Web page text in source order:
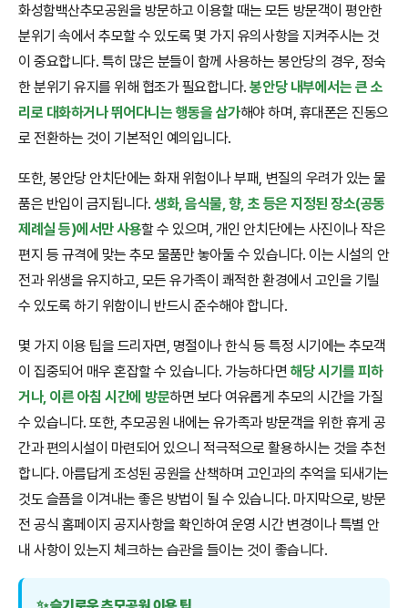
화성함백산추모공원을 방문하고 이용할 때는 모든 방문객이 평안한
분위기 속에서 추모할 수 있도록 몇 가지 유의사항을 지켜주시는 것
이 중요합니다. 특히 많은 분들이 함께 사용하는 봉안당의 경우, 정숙
한 분위기 유지를 위해 협조가 필요합니다.봉안당 내부에서는 큰 소
리로 대화하거나 뛰어다니는 행동을 삼가해야 하며, 휴대폰은 진동으
로 전환하는 것이 기본적인 예의입니다.
또한, 봉안당 안치단에는 화재 위험이나 부패, 변질의 우려가 있는 물
품은 반입이 금지됩니다.생화, 음식물, 향, 초 등은 지정된 장소(공동
제례실 등)에서만 사용할 수 있으며, 개인 안치단에는 사진이나 작은
편지 등 규격에 맞는 추모 물품만 놓아둘 수 있습니다. 이는 시설의 안
전과 위생을 유지하고, 모든 유가족이 쾌적한 환경에서 고인을 기릴
수 있도록 하기 위함이니 반드시 준수해야 합니다.
몇 가지 이용 팁을 드리자면, 명절이나 한식 등 특정 시기에는 추모객
이 집중되어 매우 혼잡할 수 있습니다. 가능하다면 해당 시기를 피하
거나, 이른 아침 시간에 방문하면 보다 여유롭게 추모의 시간을 가질
수 있습니다. 또한, 추모공원 내에는 유가족과 방문객을 위한 휴게 공
간과 편의시설이 마련되어 있으니 적극적으로 활용하시는 것을 추천
합니다. 아름답게 조성된 공원을 산책하며 고인과의 추억을 되새기는
것도 슬픔을 이겨내는 좋은 방법이 될 수 있습니다. 마지막으로, 방문
전 공식 홈페이지 공지사항을 확인하여 운영 시간 변경이나 특별 안
내 사항이 있는지 체크하는 습관을 들이는 것이 좋습니다.